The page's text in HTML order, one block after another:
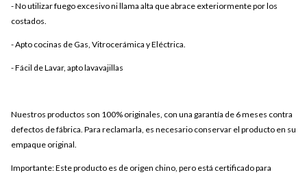
- No utilizar fuego excesivo ni llama alta que abrace exteriormente por los
costados.
- Apto cocinas de Gas, Vitrocerámica y Eléctrica.
- Fácil de Lavar, apto lavavajillas
Nuestros productos son 100% originales, con una garantía de 6 meses contra
defectos de fábrica. Para reclamarla, es necesario conservar el producto en su
empaque original.
Importante: Este producto es de origen chino, pero está certificado para